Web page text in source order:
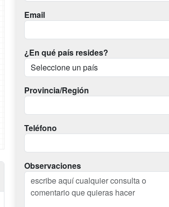
Email
¿En qué país resides?
Provincia/Región
Teléfono
Observaciones